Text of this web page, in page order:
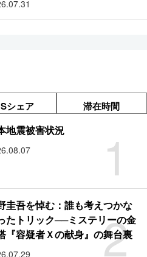
シェア 滞在時間
1
地震被害状況
2
圭吾を悼む：誰も考えつかな
たトリック──ミステリーの金
『容疑者Ｘの献身』の舞台裏